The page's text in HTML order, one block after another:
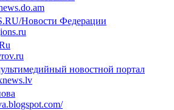
Новости Федерации
новостной портал